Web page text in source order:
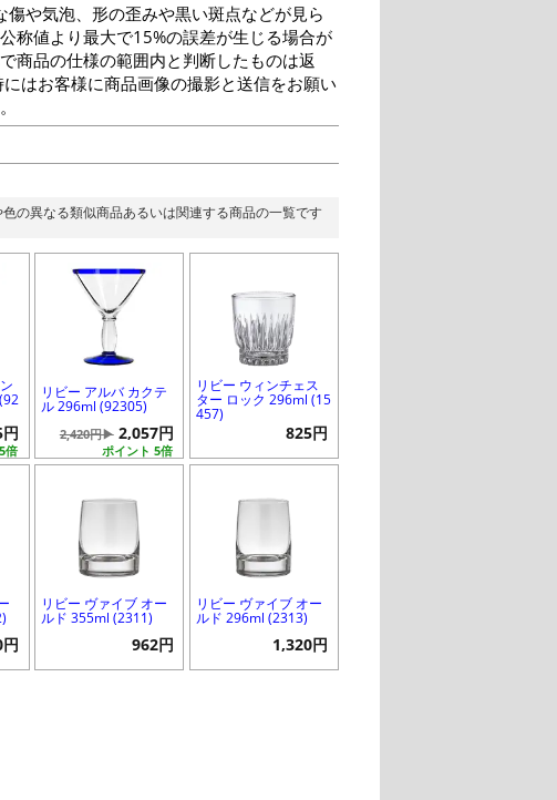
や気泡、形の歪みや黒い斑点などが見ら
称値より最大で15%の誤差が生じる場合が
商品の仕様の範囲内と判断したものは返
はお客様に商品画像の撮影と送信をお願い
の異なる類似商品あるいは関連する商品の一覧です
倍
リビー アルバ カクテ
ル 296ml (92305)
ポイント 5倍
2,420円▶ 2,057円
リビー ウィンチェス
ター ロック 296ml (15
457)
825円
リビー ヴァイブ オー
ルド 355ml (2311)
962円
リビー ヴァイブ オー
ルド 296ml (2313)
1,320円